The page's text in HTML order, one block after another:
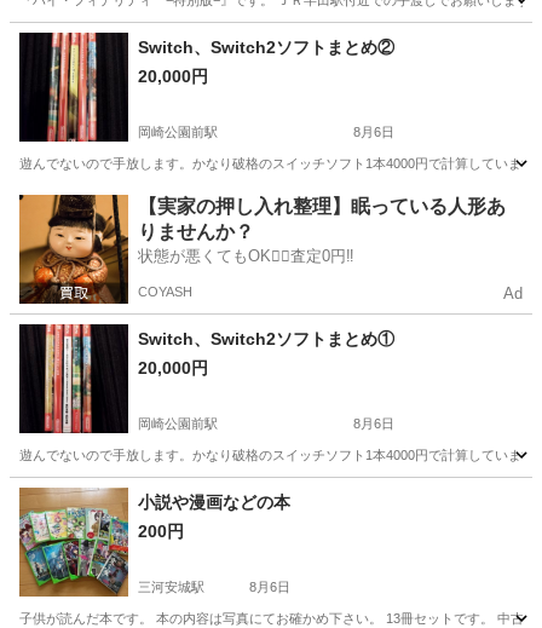
愛知 半田市 ゴードン
Switch、Switch2ソフトまとめ②
20,000円
岡崎公園前駅 8月6日
遊んでないので手放します。かなり破格のスイッチソフト1本4000円で計算していま
愛知 岡崎市 岡崎公園前駅 マンガ、コミック、アニメ
Switch
【実家の押し入れ整理】眠っている人形あ
りませんか？
状態が悪くてもOK🙆‍♀️査定0円‼️
COYASH Ad
Switch、Switch2ソフトまとめ①
20,000円
岡崎公園前駅 8月6日
遊んでないので手放します。かなり破格のスイッチソフト1本4000円で計算していま
愛知 岡崎市 岡崎公園前駅 マンガ、コミック、アニメ
Switch
小説や漫画などの本
200円
三河安城駅 8月6日
子供が読んだ本です。 本の内容は写真にてお確かめ下さい。 13冊セットです。 中古